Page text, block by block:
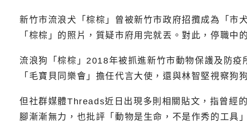
新竹市流浪犬「棕棕」曾被新竹市政府招攬成為「市
「棕棕」的照片，質疑市府用完就丟。對此，停職
流浪狗「棕棕」2018年被抓進新竹市動物保護及防
「毛寶貝同樂會」擔任代言大使，還與林智堅視察狗
但社群媒體Threads近日出現多則相關貼文，指曾經
腳漸漸無力，也批評「動物是生命，不是作秀的工具」